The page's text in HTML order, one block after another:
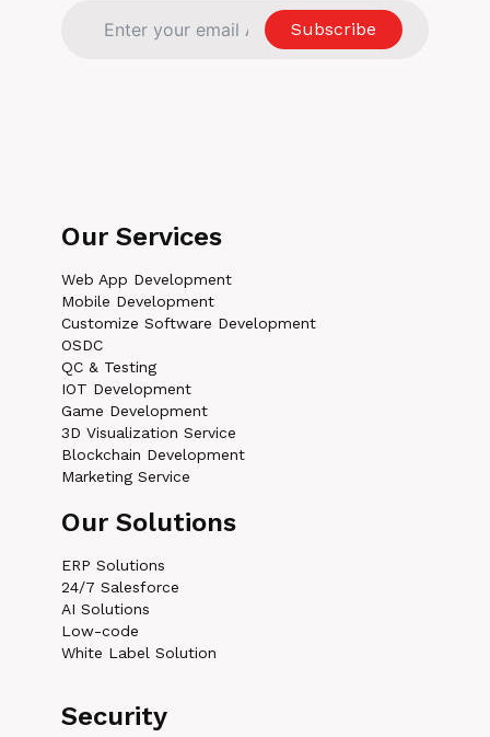
Subscribe
Our Services
Web App Development
Mobile Development
Customize Software Development
OSDC
QC & Testing
IOT Development
Game Development
3D Visualization Service
Blockchain Development
Marketing Service
Our Solutions
ERP Solutions
24/7 Salesforce
AI Solutions
Low-code
White Label Solution
Security